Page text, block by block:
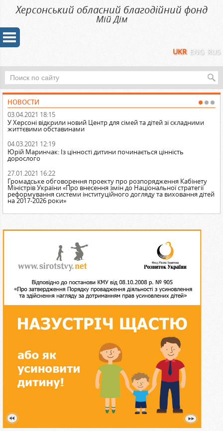
Херсонський обласний благодійний фонд
Мiй Дiм
UKR ENG RUS
НОВОСТИ
03.04.2021 18:15
У Херсоні відкрили новий Центр для сімей та дітей зі складними
життєвими обставинами
04.03.2021 12:19
Юрій Маринчак: Із цінності дитини починається цінність
дорослого
27.01.2021 16:22
Громадське обговорення проекту про розпорядження Кабінету
Міністрів України «Про внесення змін до Національної стратегії
реформування системи інституційного догляду та виховання дітей
на 2017-2026 роки»